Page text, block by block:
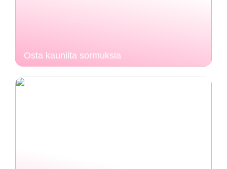
Osta kauniita sormuksia